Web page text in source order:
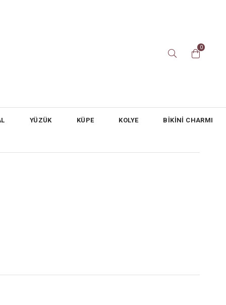
0
YÜZÜK KÜPE KOLYE BİKİNİ CHARMI